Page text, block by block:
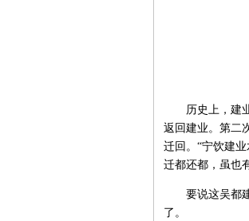
历史上，建业
返回建业。第二
迁回。“宁饮建
迁都还都，虽也
要说这吴都建
了。